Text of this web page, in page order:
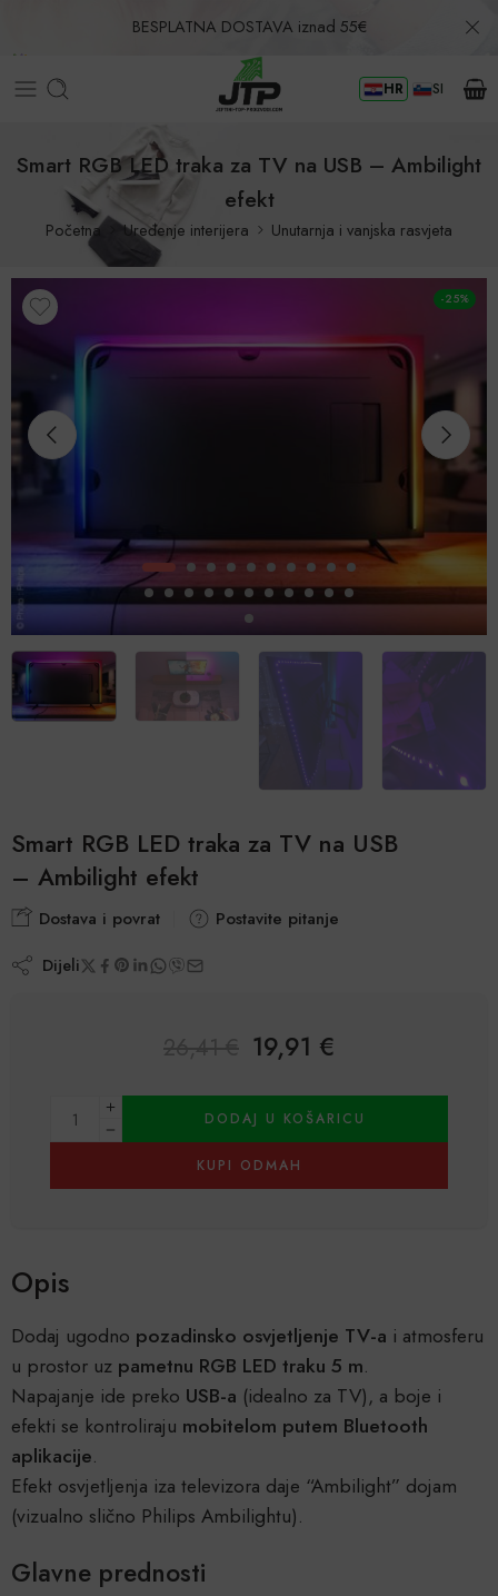
BESPLATNA DOSTAVA iznad 55€
Povrat u roku od 30 dana! HR SI
Smart RGB LED traka za TV na USB – Ambilight
efekt
Početna Uređenje interijera Unutarnja i vanjska rasvjeta
-25%
Smart RGB LED traka za TV na USB
– Ambilight efekt
Dostava i povrat Postavite pitanje
Dijeli
26,41 19,91 €
DODAJ U KOŠARICU
KUPI ODMAH
Alternative:
Opis
Dodaj ugodno pozadinsko osvjetljenje TV-a i atmosferu
u prostor uz pametnu RGB LED traku 5 m.
Napajanje ide preko USB-a (idealno za TV), a boje i
efekti se kontroliraju mobitelom putem Bluetooth
aplikacije.
Efekt osvjetljenja iza televizora daje “Ambilight” dojam
(vizualno slično Philips Ambilightu).
Glavne prednosti